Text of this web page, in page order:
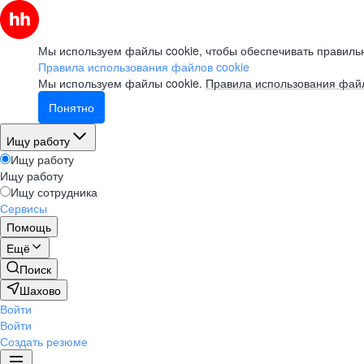
Мы используем файлы cookie, чтобы обеспечивать
Правила использования файлов cookie
Мы используем файлы cookie. Правила использования
Понятно
Ищу работу
Ищу работу
Ищу работу
Ищу сотрудника
Сервисы
Помощь
Ещё
Поиск
Шахово
Войти
Войти
Создать резюме